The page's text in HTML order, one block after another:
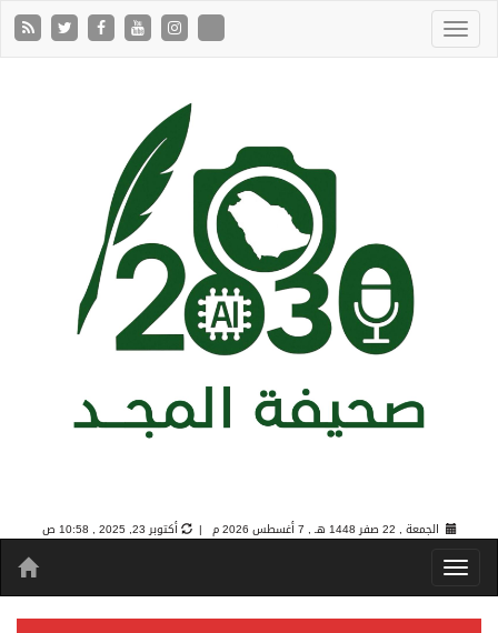
الجمعة , 22 صفر 1448 هـ , 7 أغسطس 2026 م | أكتوبر 23, 2025 , 10:58 ص